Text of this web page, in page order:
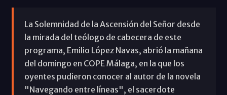
La Solemnidad de la Ascensión del Señor desde
la mirada del teólogo de cabecera de este
programa, Emilio López Navas, abrió la mañana
del domingo en COPE Málaga, en la que los
oyentes pudieron conocer al autor de la novela
"Navegando entre líneas", el sacerdote